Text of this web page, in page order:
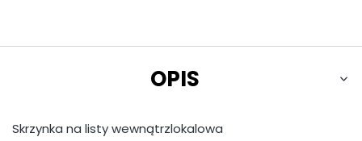
OPIS
Skrzynka na listy wewnątrzlokalowa